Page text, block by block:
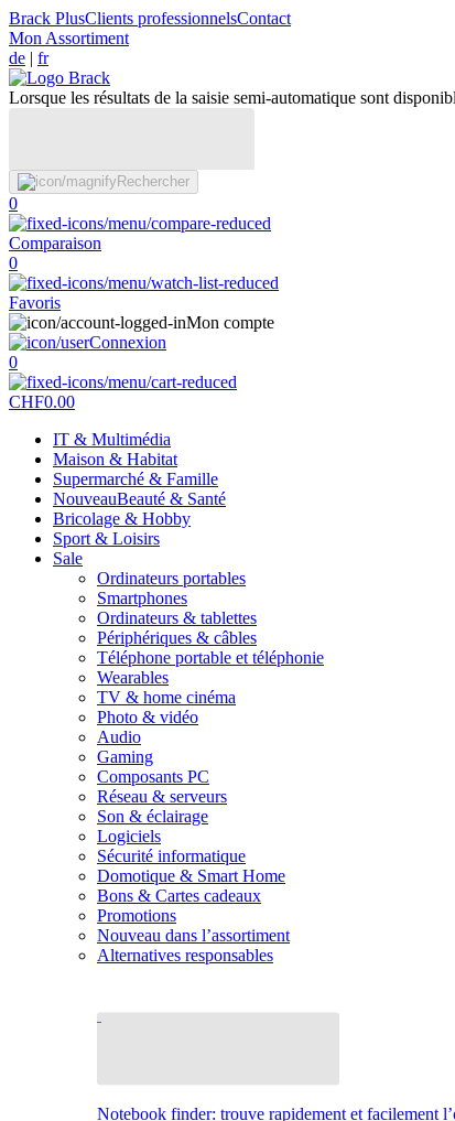
Brack PlusClients professionnelsContact
Mon Assortiment
de | fr
Lorsque les résultats de la saisie semi-automatique sont
Rechercher
0
Comparaison
0
Favoris
Mon compte
Connexion
0
CHF0.00
IT & Multimédia
Maison & Habitat
Supermarché & Famille
NouveauBeauté & Santé
Bricolage & Hobby
Sport & Loisirs
Sale
Ordinateurs portables
Smartphones
Ordinateurs & tablettes
Périphériques & câbles
Téléphone portable et téléphonie
Wearables
TV & home cinéma
Photo & vidéo
Audio
Gaming
Composants PC
Réseau & serveurs
Son & éclairage
Logiciels
Sécurité informatique
Domotique & Smart Home
Bons & Cartes cadeaux
Promotions
Nouveau dans l’assortiment
Alternatives responsables
Notebook finder: trouve rapidement et facilement